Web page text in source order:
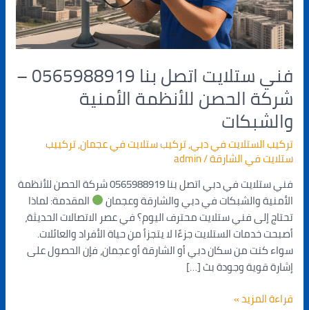
فني ستلايت اتصل بنا 0565988919 –
شركة الحصن للأنظمة الأمنية
والشبكات
تركيب الستلايت في دبي,تركيب ستلايت في عجمان,تركييب
ستلايت في الشارقة/
admin
فني ستلايت في دبي اتصل بنا 0565988919 شركة الحصن للأنظمة
الأمنية والشبكات في دبي والشارقة وعجمان
المقدمة: لماذا
تحتاج إلى فني ستلايت محترف اليوم؟ في عصر الاتصالات الحديثة،
أصبحت خدمات الستلايت جزءًا لا يتجزأ من حياة الأفراد والعائلات.
سواء كنت من سكان دبي أو الشارقة أو عجمان، فإن الحصول على
إشارة قوية وجودة بث […]
الأمنية
والشبكات
قراءة المزيد »